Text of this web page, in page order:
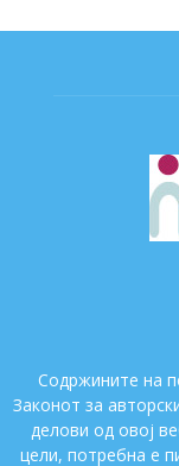
Содржините на
Законот за
делови од овој
цели, потребна е